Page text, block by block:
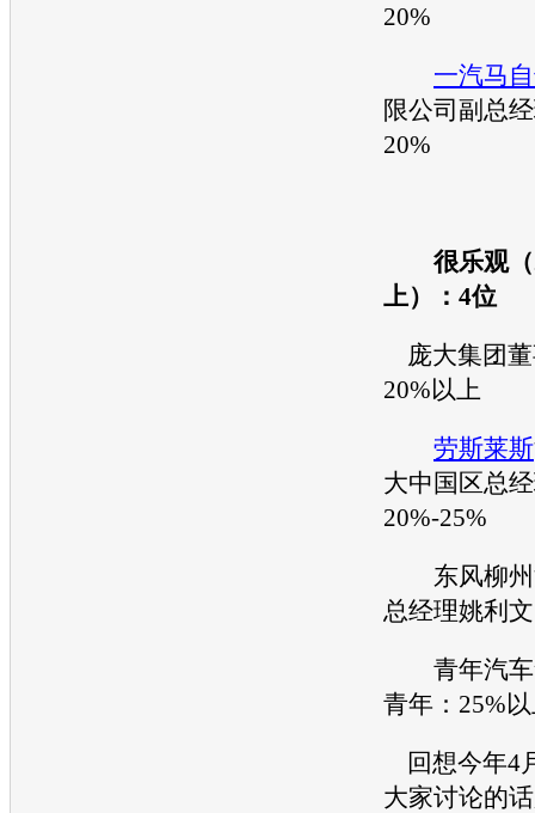
20%
一汽马
限公司副总
20%
很乐观
上）：4位
庞大集团
20%以上
劳斯莱斯
大中国区总
20%-25%
东风柳州
总经理姚利
青年汽车
青年：25%
回想今年4
大家讨论的